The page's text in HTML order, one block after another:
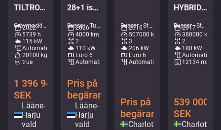
TILTROTATOR / AC / CENTRAL LUBRICATION
Grävmaskiner - Hjulgrävare • M727-9473
2022
5739 h
115 kW
Automatisk
20100 kg
true
1 396 948
SEK
Lääne-
Harju
vald
28+1 istekohta | 7.3m | UUS
Bussar - Turistbuss • M407-4724
2026
4000 km
2
110 kW
Euro 6
Automatisk
Pris på
begäran
Lääne-
Harju
vald
Bussar - Stadsbuss • M227-1825
2016
507000 km
3
206 kW
Euro 6
Automatisk
Pris på
begäran
Charlottenberg
HYBRID / AC / AUXILIARY HEATING
Bussar - Stadsbuss • M253-4323
2017
380000 km
2
180 kW
Automatisk
12134 mm
539 000
SEK